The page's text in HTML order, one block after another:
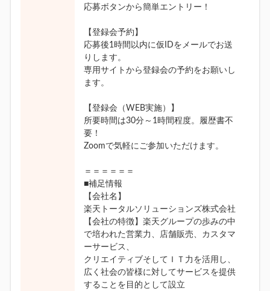
応募ボタンから簡単エントリー！
【登録会予約】
応募後1時間以内に仮IDをメールでお送
りします。
専用サイトから登録会の予約をお願いし
ます。
【登録会（WEB実施）】
所要時間は30分～1時間程度。履歴書不
要！
Zoomで気軽にご参加いただけます。
＝＝＝＝＝＝
■補足情報
【会社名】
楽天トータルソリューションズ株式会社
【会社の特徴】楽天グループの歩みの中
で培われた営業力、店舗販売、カスタマ
ーサービス、
クリエイティブそしてＩＴ力を活用し、
広く社会の皆様に対してサービスを提供
することを目的として設立